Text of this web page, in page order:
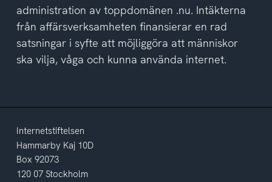
administration av toppdomänen .nu. Intäkterna
från affärsverksamheten finansierar en rad
satsningar i syfte att möjliggöra att människor
ska vilja, våga och kunna använda internet.
Internetstiftelsen
Hammarby Kaj 10D
Box 92073
120 07 Stockholm